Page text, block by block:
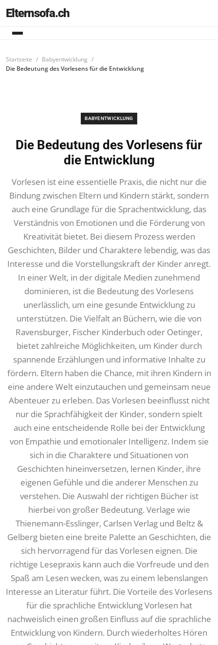
Elternsofa.ch
Startseite
Babyentwicklung
Die Bedeutung des Vorlesens für die Entwicklung
BABYENTWICKLUNG
Die Bedeutung des Vorlesens für
die Entwicklung
Vorlesen ist eine essentielle Praxis, die nicht nur die
Bindung zwischen Eltern und Kindern stärkt, sondern
auch eine Grundlage für die Sprachentwicklung, das
Verständnis von Emotionen und die Förderung von
Kreativität bietet. Bei diesem Prozess werden
Geschichten, Bilder und Charaktere lebendig, was das
Interesse und die Vorstellungskraft der Kinder anregt.
In einer Welt, in der digitale Medien zunehmend
dominieren, ist die Bedeutung des Vorlesens
unerlässlich, um eine gesunde Entwicklung zu
unterstützen. Die Vielfalt an Büchern, wie die von
Ravensburger, Fischer Kinderbuch oder Oetinger,
bietet zahlreiche Möglichkeiten, um Kinder durch
spannende Erzählungen und informative Inhalte zu
fördern. Eltern haben die Chance, mit ihren Kindern in
eine andere Welt einzutauchen und gemeinsam neue
Abenteuer zu erleben. Das Vorlesen beeinflusst nicht
nur die Sprachfähigkeit der Kinder, sondern spielt
auch eine entscheidende Rolle bei der Entwicklung
von Empathie und emotionaler Intelligenz. Indem sie
sich in die Charaktere und Situationen von
Geschichten hineinversetzen, lernen Kinder, ihre
eigenen Gefühle und die anderer Menschen zu
verstehen. Die Auswahl der richtigen Bücher ist
hierbei von großer Bedeutung. Verlage wie
Thienemann-Esslinger, Carlsen Verlag und Beltz &
Gelberg bieten eine breite Palette an Geschichten, die
sich hervorragend für das Vorlesen eignen. Die
richtige Lesepraxis kann auch die Vorfreude und den
Spaß am Lesen wecken, was zu einem lebenslangen
Interesse an Literatur führt. Die Vorteile des Vorlesens
für die sprachliche Entwicklung Vorlesen hat
nachweislich einen großen Einfluss auf die sprachliche
Entwicklung von Kindern. Durch wiederholtes Hören